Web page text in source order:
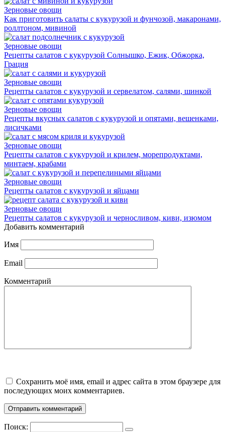
Зерновые овощи
Как приготовить салаты с кукурузой и фунчозой, макаронами,
роллтоном, мивиной
Зерновые овощи
Рецепты салатов с кукурузой Солнышко, Ежик, Обжорка,
Грация
Зерновые овощи
Рецепты салатов с кукурузой и сервелатом, салями, шинкой
Зерновые овощи
Рецепты вкусных салатов с кукурузой и опятами, вешенками,
лисичками
Зерновые овощи
Рецепты салатов с кукурузой и крилем, морепродуктами,
минтаем, крабами
Зерновые овощи
Рецепты салатов с кукурузой и яйцами
Зерновые овощи
Рецепты салатов с кукурузой и черносливом, киви, изюмом
Добавить комментарий
Имя
Email
Комментарий
Сохранить моё имя, email и адрес сайта в этом браузере для
последующих моих комментариев.
Поиск: